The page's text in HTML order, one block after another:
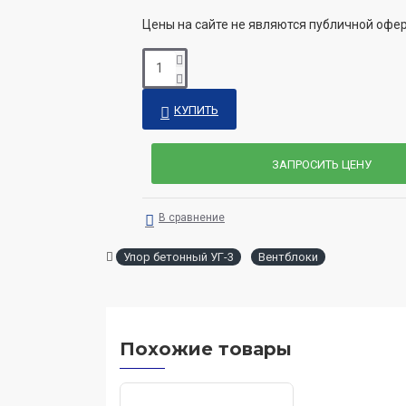
Цены на сайте не являются публичной
КУПИТЬ
ЗАПРОСИТЬ ЦЕНУ
В сравнение
Упор бетонный УГ-3 Вентблоки
Похожие товары